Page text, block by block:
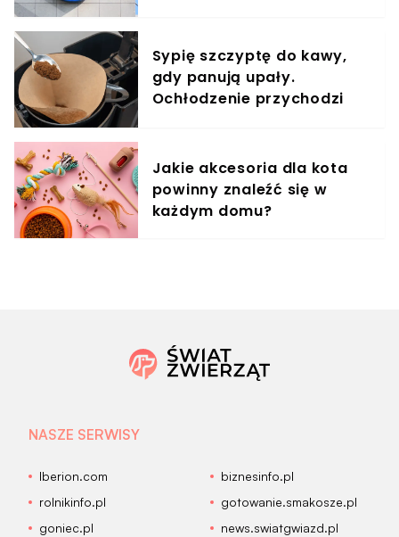
Sypię szczyptę do kawy,
gdy panują upały.
Ochłodzenie przychodzi
Jakie akcesoria dla kota
powinny znaleźć się w
każdym domu?
NASZE SERWISY
Iberion.com
biznesinfo.pl
rolnikinfo.pl
gotowanie.smakosze.pl
goniec.pl
news.swiatgwiazd.pl